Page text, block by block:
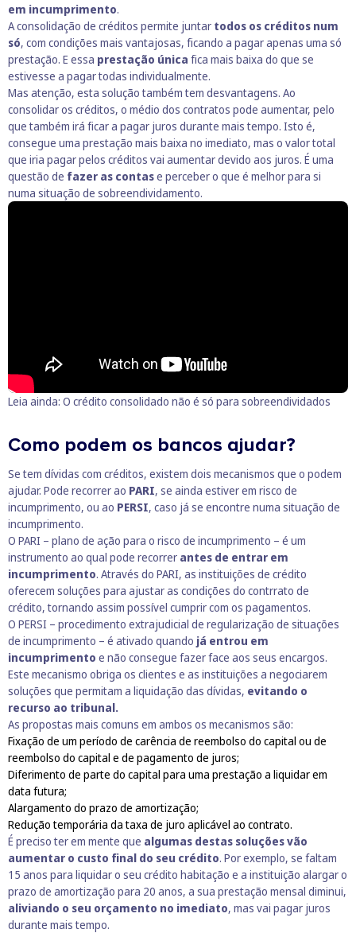
em incumprimento.
A consolidação de créditos permite juntar todos os créditos num
só, com condições mais vantajosas, ficando a pagar apenas uma só
prestação. E essa prestação única fica mais baixa do que se
estivesse a pagar todas individualmente.
Mas atenção, esta solução também tem desvantagens. Ao
consolidar os créditos, o médio dos contratos pode aumentar, pelo
que também irá ficar a pagar juros durante mais tempo. Isto é,
consegue uma prestação mais baixa no imediato, mas o valor total
que iria pagar pelos créditos vai aumentar devido aos juros. É uma
questão de fazer as contase perceber o que é melhor para si
numa situação de sobreendividamento.
Leia ainda: O crédito consolidado não é só para sobreendividados
Como podem os bancos ajudar?
Se tem dívidas com créditos, existem dois mecanismos que o podem
ajudar. Pode recorrer ao PARI, se ainda estiver em risco de
incumprimento, ou ao PERSI, caso já se encontre numa situação de
incumprimento.
O PARI – plano de ação para o risco de incumprimento – é um
instrumento ao qual pode recorrer antes de entrar em
incumprimento. Através do PARI, as instituições de crédito
oferecem soluções para ajustar as condições do contrrato de
crédito, tornando assim possível cumprir com os pagamentos.
O PERSI – procedimento extrajudicial de regularização de situações
de incumprimento – é ativado quando já entrou em
incumprimento e não consegue fazer face aos seus encargos.
Este mecanismo obriga os clientes e as instituições a negociarem
soluções que permitam a liquidação das dívidas, evitando o
recurso ao tribunal.
As propostas mais comuns em ambos os mecanismos são:
Fixação de um período de carência de reembolso do capital ou de
reembolso do capital e de pagamento de juros;
Diferimento de parte do capital para uma prestação a liquidar em
data futura;
Alargamento do prazo de amortização;
Redução temporária da taxa de juro aplicável ao contrato.
É preciso ter em mente que algumas destas soluções vão
aumentar o custo final do seu crédito. Por exemplo, se faltam
15 anos para liquidar o seu crédito habitação e a instituição alargar o
prazo de amortização para 20 anos, a sua prestação mensal diminui,
aliviando o seu orçamento no imediato, mas vai pagar juros
durante mais tempo.